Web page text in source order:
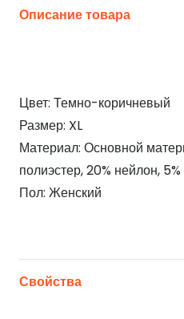
Описание товара
Цвет: Темно-коричневый
Размер: XL
Материал: Основной
полиэстер, 20% нейлон,
Пол: Женский
Свойства